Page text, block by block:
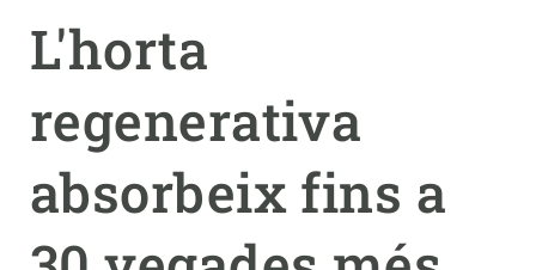
L'horta
regenerativa
absorbeix fins a
menu
RECERCA
CIÈNCIA EN ACCIÓ